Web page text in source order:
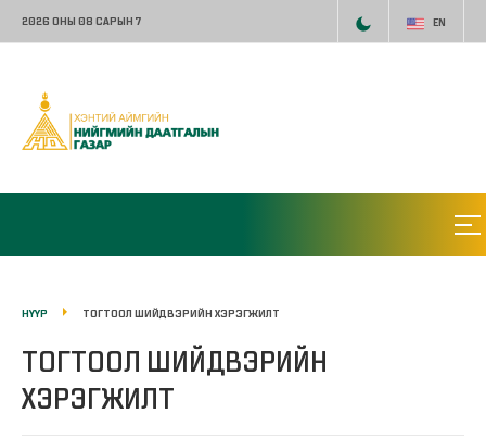
2026 ОНЫ 08 САРЫН 7 EN
НҮҮР ТОГТООЛ ШИЙДВЭРИЙН ХЭРЭГЖИЛТ
ТОГТООЛ ШИЙДВЭРИЙН
ХЭРЭГЖИЛТ